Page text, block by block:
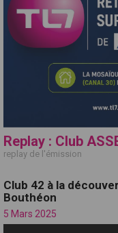
Replay : Club
replay de l'émission
Club 42 à la
Bouthéon
5 Mars 2025